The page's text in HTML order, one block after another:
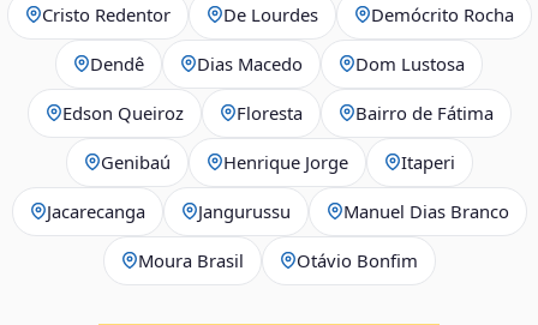
Cristo Redentor De Lourdes Demócrito Rocha
Dendê Dias Macedo Dom Lustosa
Edson Queiroz Floresta Bairro de Fátima
Genibaú Henrique Jorge Itaperi
Jacarecanga Jangurussu Manuel Dias Branco
Moura Brasil Otávio Bonfim